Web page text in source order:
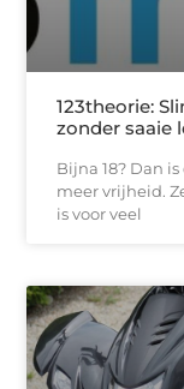
123theorie:
zonder saaie
Bijna 18? Dan
meer vrijheid.
is voor veel